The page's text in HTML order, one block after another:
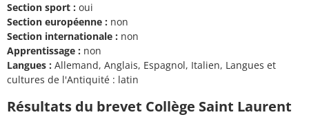
Section sport : oui
Section européenne : non
Section internationale : non
Apprentissage : non
Langues : Allemand, Anglais, Espagnol, Italien, Langues et
cultures de l'Antiquité : latin
Résultats du brevet Collège Saint Laurent